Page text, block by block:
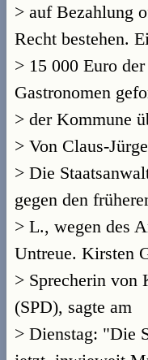
> auf Bezahlung
Recht bestehen.
> 15 000 Euro
Gastronomen
> der Kommune
> Von Claus-
> Die
gegen den
> L., wegen des
Untreue. Kirsten
> Sprecherin von
(SPD), sagte am
> Dienstag: "Die